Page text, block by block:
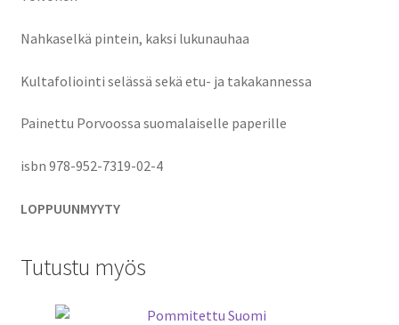
Nahkaselkä pintein, kaksi lukunauhaa
Kultafoliointi selässä sekä etu- ja takakannessa
Painettu Porvoossa suomalaiselle paperille
isbn 978-952-7319-02-4
LOPPUUNMYYTY
Tutustu myös